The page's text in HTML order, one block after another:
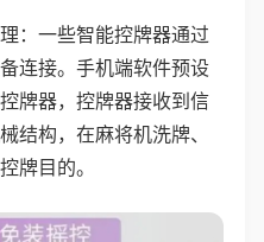
：一些智能控牌器通过
连接。手机端软件预设
牌器，控牌器接收到信
结构，在麻将机洗牌、
牌目的。